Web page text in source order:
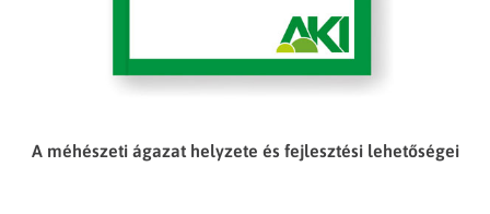
A méhészeti ágazat helyzete és fejlesztési lehetőségei